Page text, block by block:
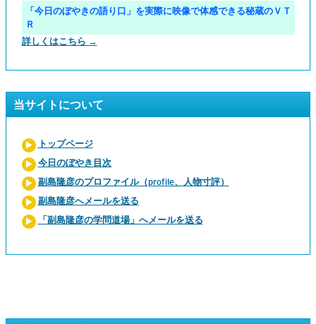
「今日のぼやきの語り口」を実際に映像で体感できる秘蔵のＶＴ
Ｒ
詳しくはこちら →
当サイトについて
トップページ
今日のぼやき目次
副島隆彦のプロファイル（profile、人物寸評）
副島隆彦へメールを送る
「副島隆彦の学問道場」へメールを送る